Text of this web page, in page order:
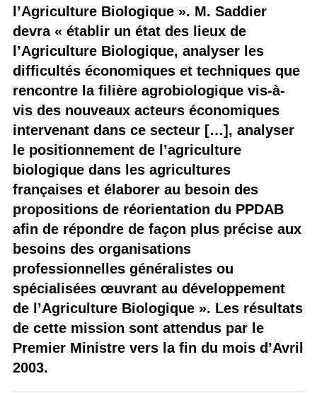
l’Agriculture Biologique ». M. Saddier
devra « établir un état des lieux de
l’Agriculture Biologique, analyser les
difficultés économiques et techniques que
rencontre la filière agrobiologique vis-à-
vis des nouveaux acteurs économiques
intervenant dans ce secteur […], analyser
le positionnement de l’agriculture
biologique dans les agricultures
françaises et élaborer au besoin des
propositions de réorientation du PPDAB
afin de répondre de façon plus précise aux
besoins des organisations
professionnelles généralistes ou
spécialisées œuvrant au développement
de l’Agriculture Biologique ». Les résultats
de cette mission sont attendus par le
Premier Ministre vers la fin du mois d’Avril
2003.